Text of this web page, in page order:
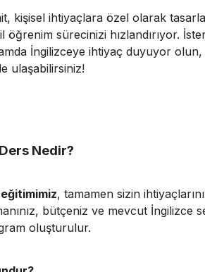
kişisel ihtiyaçlara özel olarak
öğrenim sürecinizi hızlandırıyor.
İngilizceye ihtiyaç duyuyor olun,
ulaşabilirsiniz!
Nedir?
, tamamen sizin
bütçeniz ve mevcut
oluşturulur.